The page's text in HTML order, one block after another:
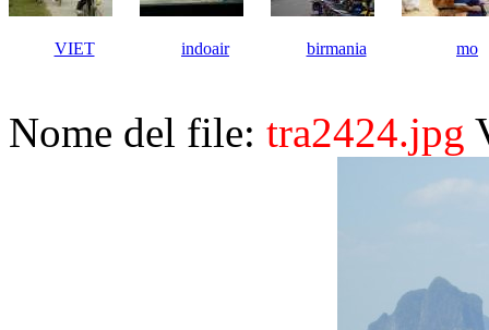
VIET indoair birmania mo
Nome del file: tra2424.jpg